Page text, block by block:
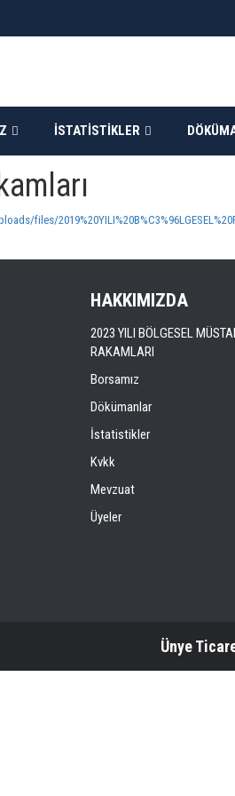
İSTATISTIKLER
files/
HAKKIMIZDA
2023 YILI BÖLGESEL
RAKAMLARI
Borsamız
Dökümanlar
İstatistikler
Kvkk
Mevzuat
Üyeler
Ünye